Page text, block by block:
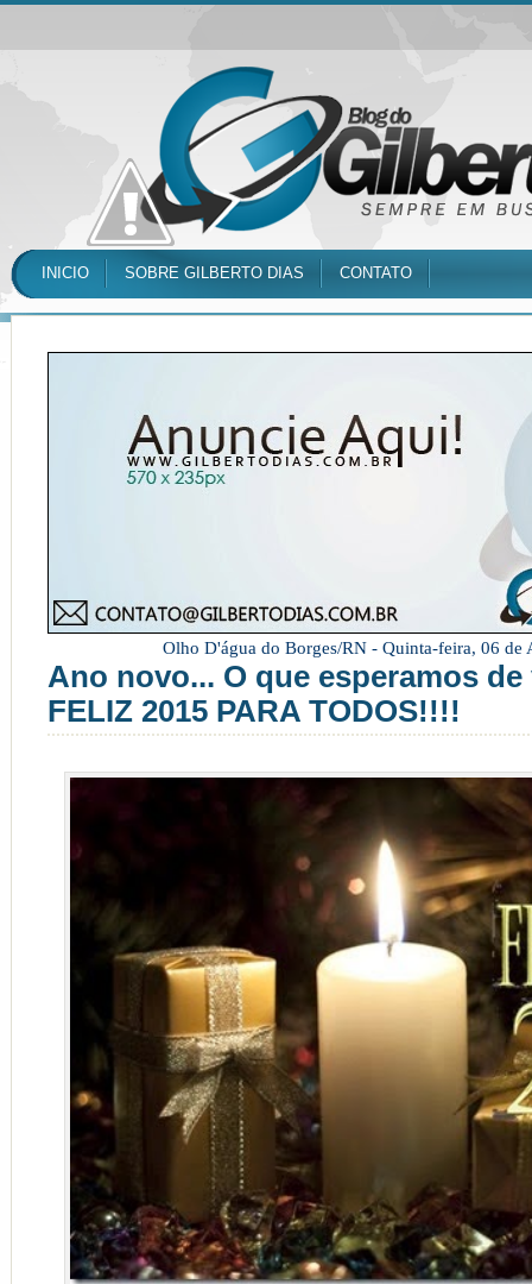
INICIO SOBRE GILBERTO DIAS CONTATO
Olho D'água do Borges/RN - Quinta-feira, 06 de
Ano novo... O que esperamos de
FELIZ 2015 PARA TODOS!!!!